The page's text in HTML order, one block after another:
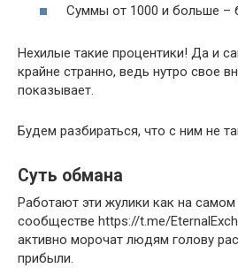
Суммы от 1000 и больше –
Нехилые такие процентики! Да и
крайне странно, ведь нутро свое
показывает.
Будем разбираться, что с ним не
Суть обмана
Работают эти жулики как на самом
сообществе https://t.me/
активно морочат людям голову
прибыли.